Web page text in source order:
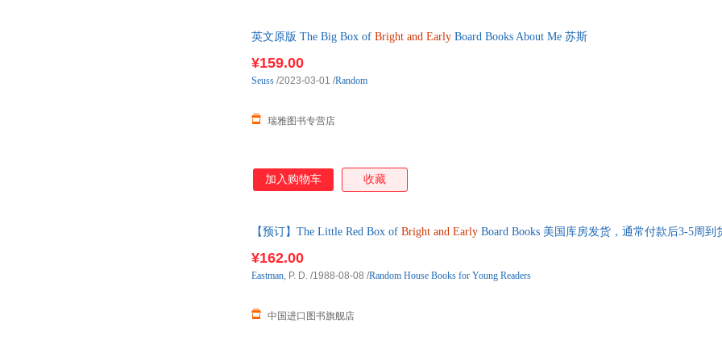
英文原版 The Big Box of Bright and Early Board Books About Me 苏斯
¥159.00
瑞雅图书专营店
Seuss /2023-03-01 /Random
加入购物车 收藏
【预订】The Little Red Box of Bright and Early Board Books 美国库房发货，通常付款后3-5周到
¥162.00
中国进口图书旗舰店
Eastman, P. D. /1988-08-08 /Random House Books for Young Readers